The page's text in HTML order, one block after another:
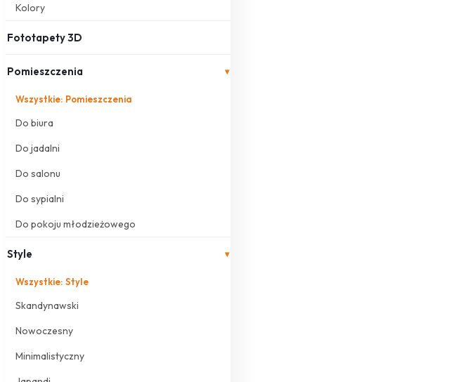
Kolory
Fototapety 3D
Pomieszczenia ▾
Wszystkie: Pomieszczenia
Do biura
Do jadalni
Do salonu
Do sypialni
Do pokoju młodzieżowego
Style ▾
Wszystkie: Style
Skandynawski
Nowoczesny
Minimalistyczny